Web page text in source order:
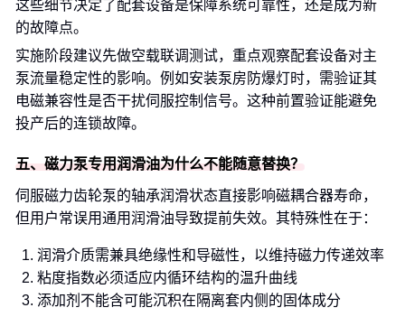
这些细节决定了配套设备是保障系统可靠性，还是成为新
的故障点。
实施阶段建议先做空载联调测试，重点观察配套设备对主
泵流量稳定性的影响。例如安装泵房防爆灯时，需验证其
电磁兼容性是否干扰伺服控制信号。这种前置验证能避免
投产后的连锁故障。
五、磁力泵专用润滑油为什么不能随意替换？
伺服磁力齿轮泵的轴承润滑状态直接影响磁耦合器寿命，
但用户常误用通用润滑油导致提前失效。其特殊性在于：
润滑介质需兼具绝缘性和导磁性，以维持磁力传递效率
粘度指数必须适应内循环结构的温升曲线
添加剂不能含可能沉积在隔离套内侧的固体成分